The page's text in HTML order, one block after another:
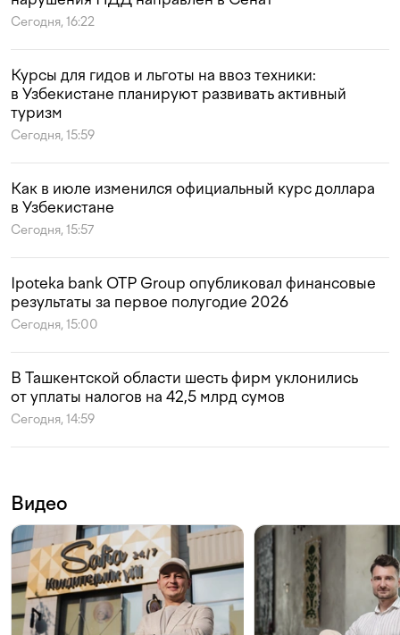
Сегодня, 16:22
Курсы для гидов и льготы на ввоз техники:
в Узбекистане планируют развивать активный
туризм
Сегодня, 15:59
Как в июле изменился официальный курс доллара
в Узбекистане
Сегодня, 15:57
Ipoteka bank OTP Group опубликовал финансовые
результаты за первое полугодие 2026
Сегодня, 15:00
В Ташкентской области шесть фирм уклонились
от уплаты налогов на 42,5 млрд сумов
Сегодня, 14:59
Видео